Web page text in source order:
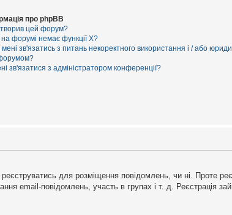
про phpBB
цей форум?
форумі немає функції X?
зв'язатись з питань некоректного використання і / або
зв'язатися з адміністратором конференції?
для розміщення повідомлень, чи ні. Проте
email-повідомлень, участь в групах і т. д. Реєстрація